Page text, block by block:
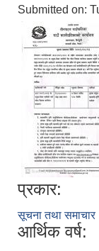
Submitted on:
प्रकार:
सूचना तथा समाचार
आर्थिक वर्ष: